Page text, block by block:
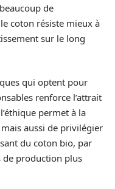
de
coton résiste mieux à
sur le long
qui optent pour
renforce l’attrait
permet à la
aussi de privilégier
du coton bio, par
de production plus